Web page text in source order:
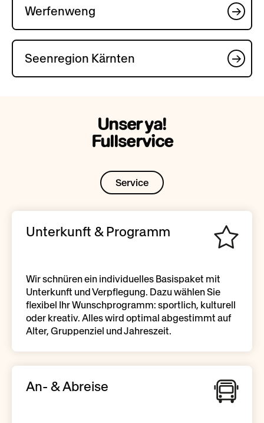
Werfenweng
Seenregion Kärnten
Unser ya!
Fullservice
Service
Unterkunft & Programm
Wir schnüren ein individuelles Basispaket mit
Unterkunft und Verpflegung. Dazu wählen Sie
flexibel Ihr Wunschprogramm: sportlich, kulturell
oder kreativ. Alles wird optimal abgestimmt auf
Alter, Gruppenziel und Jahreszeit.
An- & Abreise